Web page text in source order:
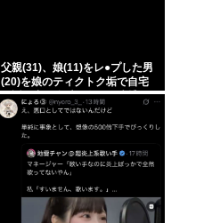
父親(31)、娘(11)をレ●プした男
(20)を娘のティクトク垢で自宅
に誘い出し自助 2人とも逮捕